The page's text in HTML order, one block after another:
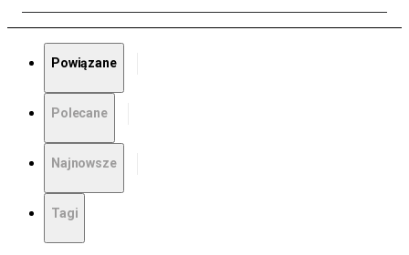
Powiązane
Polecane
Najnowsze
Tagi